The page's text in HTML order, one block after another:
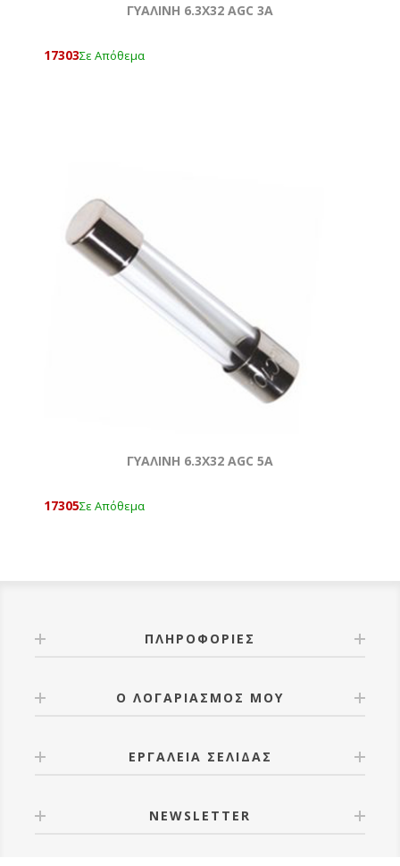
ΓΥΑΛΙΝΗ 6.3Χ32 AGC 3Α
17303Σε Απόθεμα
ΓΥΑΛΙΝΗ 6.3Χ32 AGC 5Α
17305Σε Απόθεμα
ΠΛΗΡΟΦΟΡΊΕΣ
Ο ΛΟΓΑΡΙΑΣΜΌΣ ΜΟΥ
ΕΡΓΑΛΕΊΑ ΣΕΛΊΔΑΣ
NEWSLETTER